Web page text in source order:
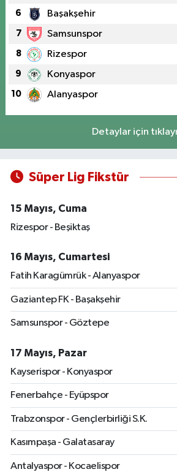
6 Başakşehir
7 Samsunspor
8 Rizespor
9 Konyaspor
10 Alanyaspor
Detaylar için
Süper Lig Fikstür
15 Mayıs, Cuma
Rizespor - Beşiktaş
16 Mayıs, Cumartesi
Fatih Karagümrük - Alanyaspor
Gaziantep FK - Başakşehir
Samsunspor - Göztepe
17 Mayıs, Pazar
Kayserispor - Konyaspor
Fenerbahçe - Eyüpspor
Trabzonspor - Gençlerbirliği S.K.
Kasımpaşa - Galatasaray
Antalyaspor - Kocaelispor